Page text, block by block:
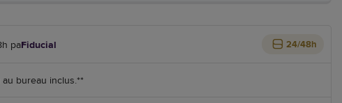
parFiducial 24/48h
bureau inclus.**